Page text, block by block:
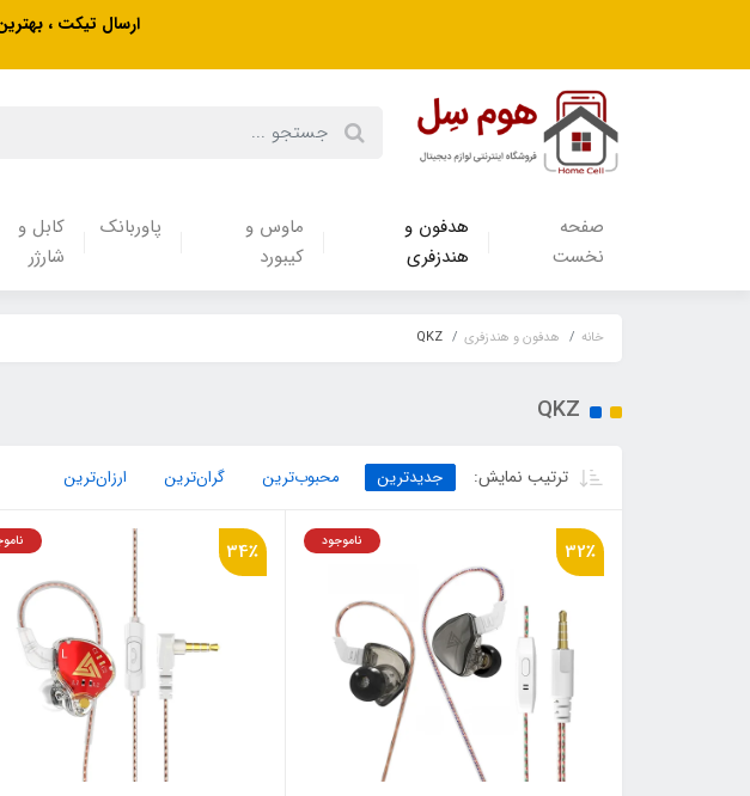
ارسال تیکت ،
صفحه
نخست
هدفون‌ و‌
هندزفری
ماوس و
کیبورد
پاوربانک
کابل و
شارژر
خانه هدفون‌ و‌ هندزفری QKZ
QKZ
ترتیب نمایش: جدیدترین محبوب‌ترین گران‌ترین ارزان‌ترین
32٪ ناموجود 34٪